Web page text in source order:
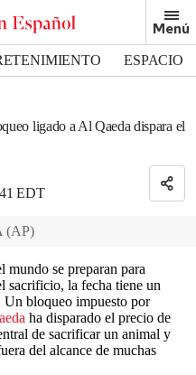
Menú
ESPACIO
ligado a Al Qaeda dispara el
EDT
(AP)
mundo se preparan para
sacrificio, la fecha tiene un
bloqueo impuesto por
ha disparado el precio de
de sacrificar un animal y
del alcance de muchas